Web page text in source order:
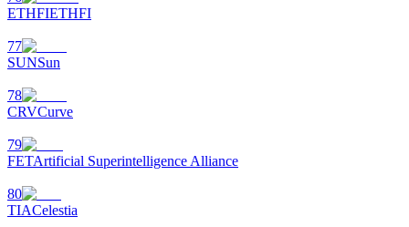
ETHFIETHFI
77
SUNSun
78
CRVCurve
79
FETArtificial Superintelligence Alliance
80
TIACelestia